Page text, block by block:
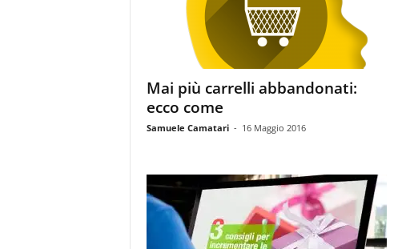
Mai più carrelli abbandonati:
ecco come
Samuele Camatari - 16 Maggio 2016